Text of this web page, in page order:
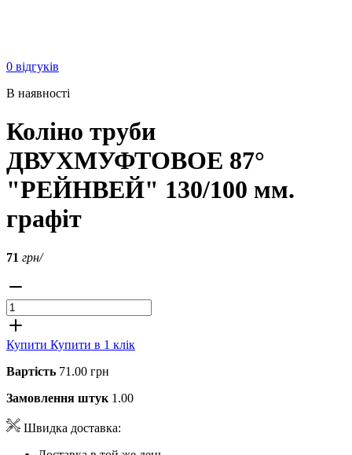
0 відгуків
В наявності
Коліно труби
ДВУХМУФТОВОЕ 87°
"РЕЙНВЕЙ" 130/100 мм.
графіт
71 грн/
Купити Купити в 1 клік
Вартість 71.00 грн
Замовлення штук 1.00
Швидка доставка: